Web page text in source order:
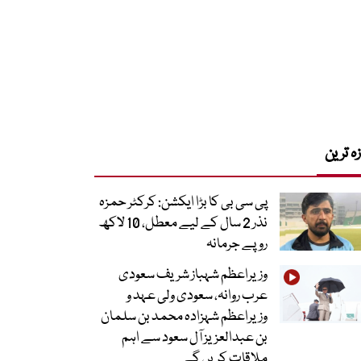
ترین
پی سی بی کا بڑا ایکشن: کرکٹر حمزہ
نذر 2 سال کے لیے معطل، 10 لاکھ
روپے جرمانہ
وزیراعظم شہباز شریف سعودی
عرب روانہ، سعودی ولی عہد و
وزیراعظم شہزادہ محمد بن سلمان
بن عبدالعزیز آل سعود سے اہم